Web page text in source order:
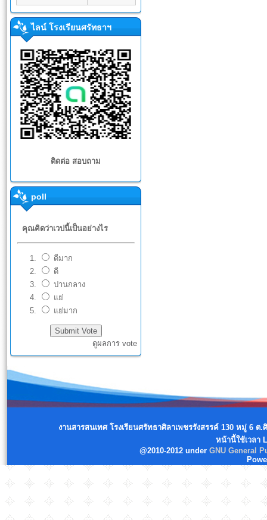
ไลน์ โรงเรียนศรัทธาฯ
ติดต่อ สอบถาม
poll
คุณคิดว่าเวปนี้เป็นอย่างไร
ดีมาก
ดี
ปานกลาง
แย่
แย่มาก
ดูผลการ vote
งานสารสนเทศ โรงเรียนศรัทธาศิลาเพชรรังสรรค์ 130 หมู่ 6
หน้านี้ใช้เวลา
@2010-2012 under GNU General